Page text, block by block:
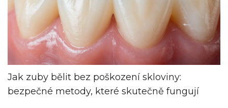
Jak zuby bělit bez poškození skloviny:
bezpečné metody, které skutečně fungují